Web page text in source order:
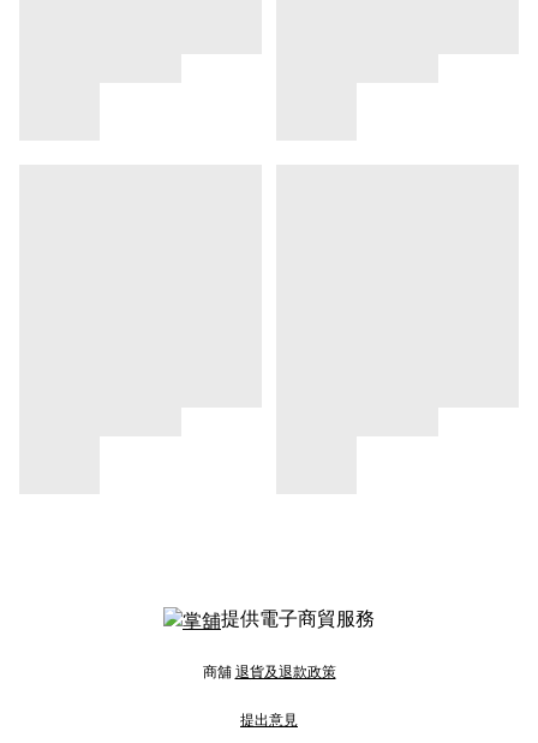
提供電子商貿服務
商舖 退貨及退款政策
提出意見